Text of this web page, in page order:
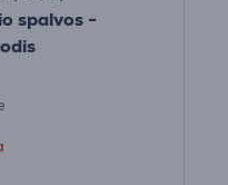
spalvos -